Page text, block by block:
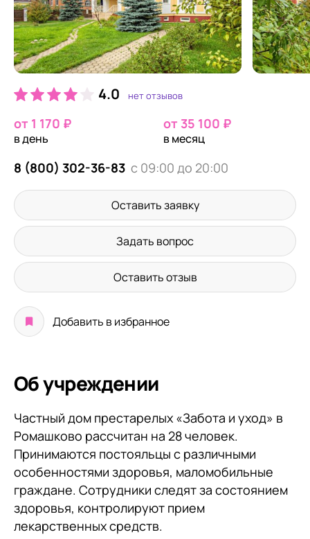
4.0 нет отзывов
от 1 170 ₽
в день
от 35 100 ₽
в месяц
8 (800) 302-36-83 с 09:00 до 20:00
Оставить заявку
Задать вопрос
Оставить отзыв
Добавить в избранное
Об учреждении
Частный дом престарелых «Забота и уход» в
Ромашково рассчитан на 28 человек.
Принимаются постояльцы с различными
особенностями здоровья, маломобильные
граждане. Сотрудники следят за состоянием
здоровья, контролируют прием
лекарственных средств.